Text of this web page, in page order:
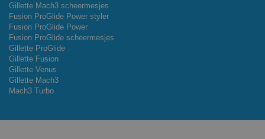
Gillette Mach3 scheermesjes
Fusion ProGlide Power styler
Fusion ProGlide Power
Fusion ProGlide scheermesjes
Gillette ProGlide
Gillette Fusion
Gillette Venus
Gillette Mach3
Mach3 Turbo